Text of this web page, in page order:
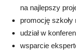
na najlepszy
promocję
udział w
wsparcie